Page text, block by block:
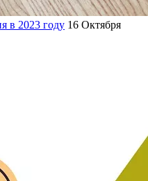
в 2023 году 16 Октября